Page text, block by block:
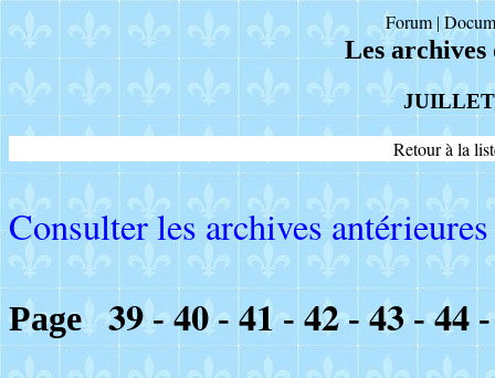
Forum|
Les
JUILLET
Retour à la
Consulter les archives
Page39-40- 41- 42-43-44